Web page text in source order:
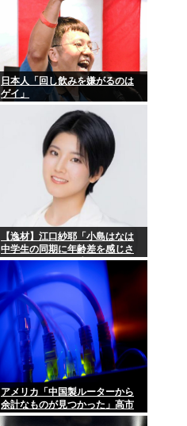
日本人「回し飲みを嫌がるのは
ゲイ」
【逸材】江口紗耶「小島はなは
中学生の同期に年齢差を感じさ
せないように気を遣っている
が、同期2人は気づ
アメリカ「中国製ルーターから
余計なものが見つかった」高市
どうするのこれ